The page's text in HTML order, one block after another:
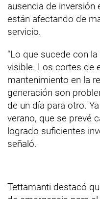
ausencia de inversión
están afectando de
servicio.
“Lo que sucede con
visible. Los cortes de
mantenimiento en la
generación son
de un día para otro.
verano, que se prevé
logrado suficientes
señaló.
Tettamanti destacó